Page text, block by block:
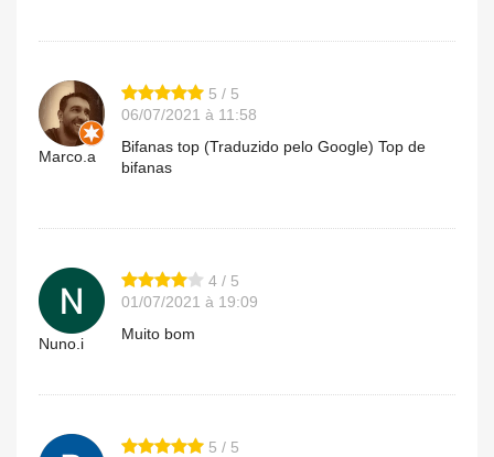
Marco.a
5 / 5
06/07/2021 à 11:58
Bifanas top (Traduzido pelo Google) Top de
bifanas
Nuno.i
4 / 5
01/07/2021 à 19:09
Muito bom
5 / 5